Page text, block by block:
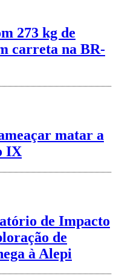
273 kg de
carreta na BR-
matar a
IX
de Impacto
de
à Alepi